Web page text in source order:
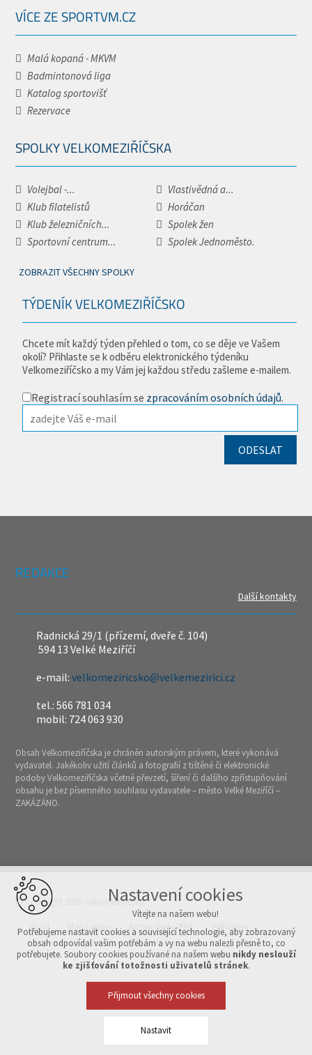
VÍCE ZE SPORTVM.CZ
Malá kopaná - MKVM
Badmintonová liga
Katalog sportovišť
Rezervace
SPOLKY VELKOMEZIŘÍČSKA
Volejbal -...
Vlastivědná a...
Klub filatelistů
Horáčan
Klub železničních...
Spolek žen
Sportovní centrum...
Spolek Jednoměsto.
ZOBRAZIT VŠECHNY SPOLKY
TÝDENÍK VELKOMEZIŘÍČSKO
Chcete mít každý týden přehled o tom, co se děje ve Vašem
okolí? Přihlaste se k odběru elektronického týdeníku
Velkomeziříčsko a my Vám jej každou středu zašleme e-mailem.
Registrací souhlasím se zpracováním osobních údajů.
REDAKCE
Další kontakty
Radnická 29/1 (přízemí, dveře č. 104)
594 13 Velké Meziříčí
e-mail:velkomeziricsko@velkemezirici.cz
tel.: 566 781 034
mobil: 724 063 930
Obsah Velkomeziříčska je chráněn autorským právem, které vykonává
vydavatel. Jakékoliv užití článků a fotografií z tištěné či elektronické
podoby Velkomeziříčska včetně převzetí, šíření či dalšího zpřístupňování
obsahu je bez písemného souhlasu vydavatele – město Velké Meziříčí –
ZAKÁZÁNO.
© Copyright 2026 Velkomeziříčsko
Úvod Mapa webu Archiv čísel v PDF Přihlášení
Vytvořeno v xart.cz
Nastavení cookies
Vítejte na našem webu!
Potřebujeme nastavit cookies a související technologie, aby zobrazovaný
obsah odpovídal vašim potřebám a vy na webu nalezli přesně to, co
potřebujete. Soubory cookies používané na našem webu nikdy neslouží
ke zjišťování totožnosti uživatelů stránek.
Přijmout všechny cookies
Nastavit